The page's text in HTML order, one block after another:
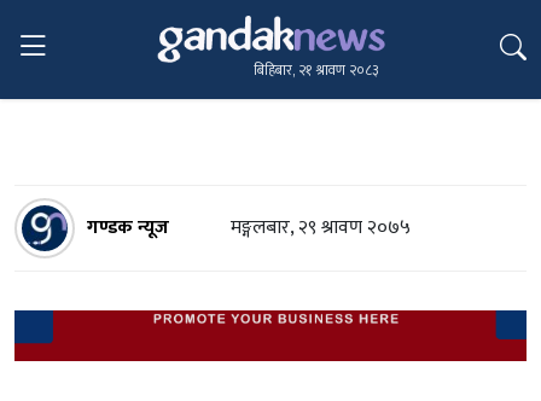
बिहिबार, २१ श्रावण २०८३
गण्डक न्यूज मङ्गलबार, २९ श्रावण २०७५